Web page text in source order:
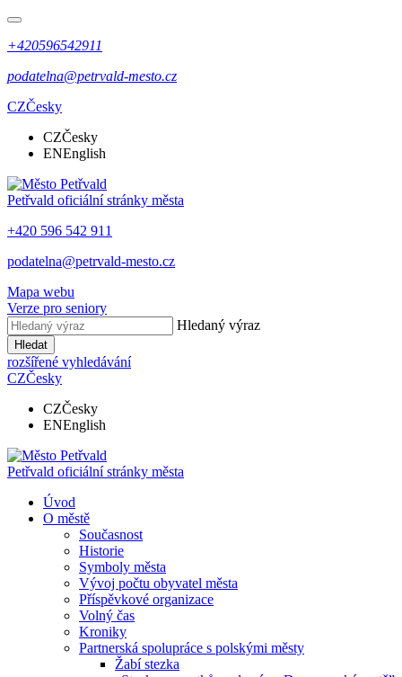
+420596542911
podatelna@petrvald-mesto.cz
CZČesky
CZČesky
ENEnglish
Petřvald oficiální stránky města
+420 596 542 911
podatelna@petrvald-mesto.cz
Mapa webu
Verze pro seniory
Hledaný výraz
Hledat
rozšířené vyhledávání
CZČesky
CZČesky
ENEnglish
Petřvald oficiální stránky města
Úvod
O městě
Současnost
Historie
Symboly města
Vývoj počtu obyvatel města
Příspěvkové organizace
Volný čas
Kroniky
Partnerská spolupráce s polskými městy
Žabí stezka